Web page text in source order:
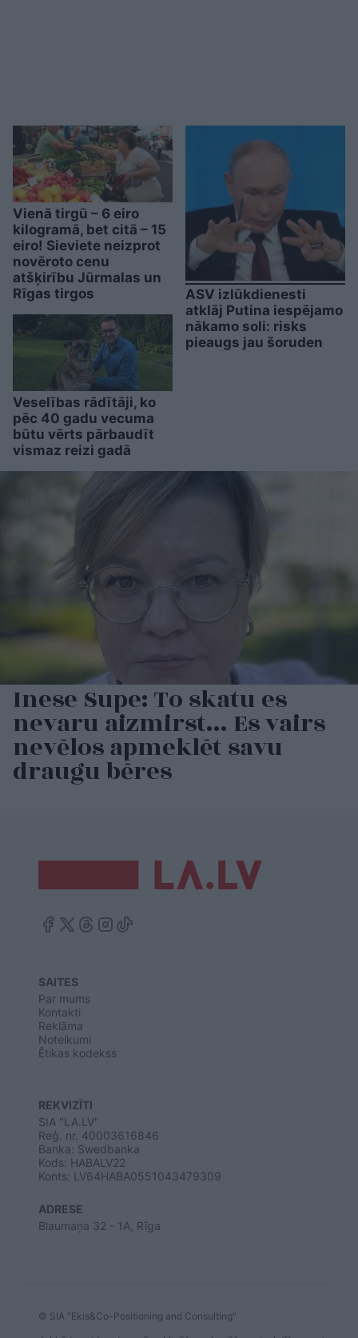
Vienā tirgū – 6 eiro
kilogramā, bet citā – 15
eiro! Sieviete neizprot
novēroto cenu
atšķirību Jūrmalas un
Rīgas tirgos
Veselības rādītāji, ko
pēc 40 gadu vecuma
būtu vērts pārbaudīt
vismaz reizi gadā
ASV izlūkdienesti
atklāj Putina iespējamo
nākamo soli: risks
pieaugs jau šoruden
Inese Supe: To skatu es
nevaru aizmirst… Es vairs
nevēlos apmeklēt savu
draugu bēres
SAITES
Par mums
Kontakti
Reklāma
Noteikumi
Ētikas kodekss
REKVIZĪTI
SIA "LA.LV"
Reģ. nr. 40003616846
Banka: Swedbanka
Kods: HABALV22
Konts: LV64HABA0551043479309
ADRESE
Blaumaņa 32 - 1A, Rīga
© SIA "Ekis&Co-Positioning and Consulting"